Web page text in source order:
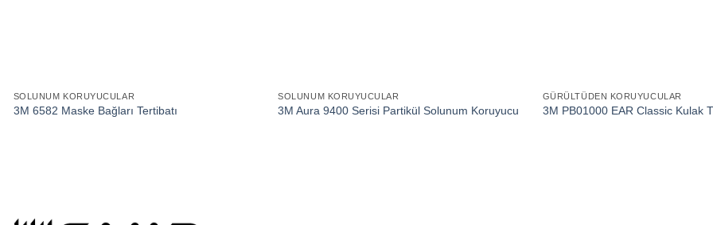
SOLUNUM KORUYUCULAR
3M 6582 Maske Bağları Tertibatı
SOLUNUM KORUYUCULAR
3M Aura 9400 Serisi Partikül Solunum Koruyucu
GÜRÜLTÜDEN KORUYUCULAR
3M PB01000 EAR Classic Kulak